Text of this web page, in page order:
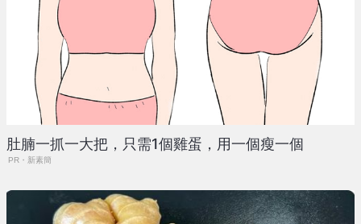
肚腩一抓一大把，只需1個雞蛋，用一個瘦一個
PR・新素簡